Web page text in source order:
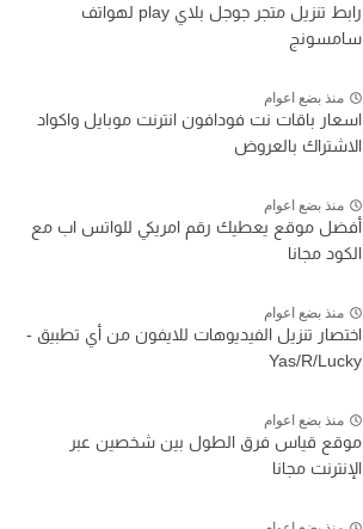
رابط تنزيل متجر جوجل بلاي play لهواتف
سامسونج
منذ بضع اعوام
اسعار باقات نت فودافون انترنت موبايل واكواد
الاشتراك بالعروض
منذ بضع اعوام
أفضل موقع يعطيك رقم امريكي للواتس اب مع
الكود مجانا
منذ بضع اعوام
اختصار تنزيل الفيديوهات للايفون من أي تطبيق -
Yas/R/Lucky
منذ بضع اعوام
موقع قياس فرق الطول بين شخصين عبر
الإنترنت مجانا